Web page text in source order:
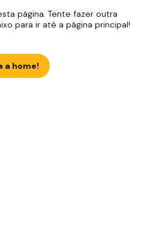
página. Tente fazer outra
para ir até a página principal!
a home!